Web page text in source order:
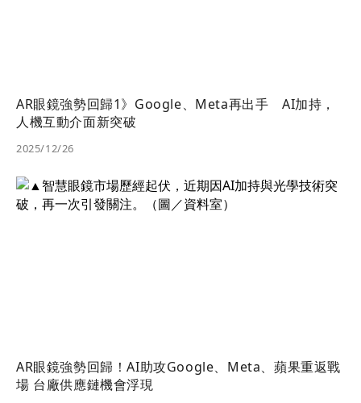
AR眼鏡強勢回歸1》Google、Meta再出手 AI加持，
人機互動介面新突破
2025/12/26
AR眼鏡強勢回歸！AI助攻Google、Meta、蘋果重返戰
場 台廠供應鏈機會浮現